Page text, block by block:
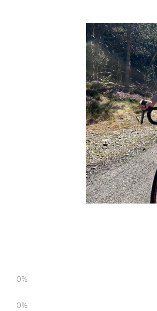
0%
0%